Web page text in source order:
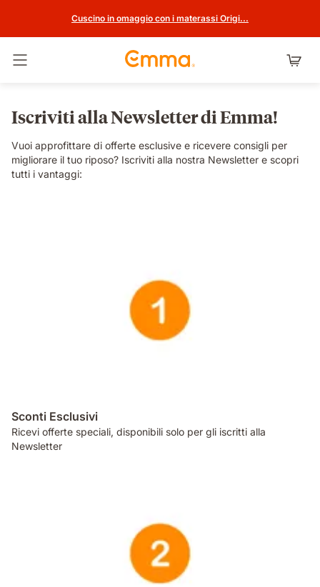
Cuscino in omaggio con i materassi Origi...
Iscriviti alla Newsletter di Emma!
Vuoi approfittare di offerte esclusive e ricevere consigli per
migliorare il tuo riposo? Iscriviti alla nostra Newsletter e scopri
tutti i vantaggi:
Sconti Esclusivi
Ricevi offerte speciali, disponibili solo per gli iscritti alla
Newsletter